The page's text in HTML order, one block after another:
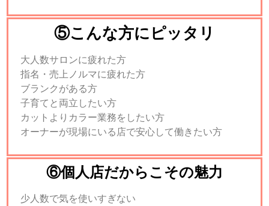
⑤こんな方にピッタリ
大人数サロンに疲れた方
指名・売上ノルマに疲れた方
ブランクがある方
子育てと両立したい方
カットよりカラー業務をしたい方
オーナーが現場にいる店で安心して働きたい方
⑥個人店だからこその魅力
少人数で気を使いすぎない